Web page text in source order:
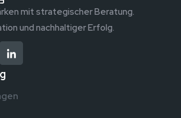
mit strategischer Beratung.
und nachhaltiger Erfolg.